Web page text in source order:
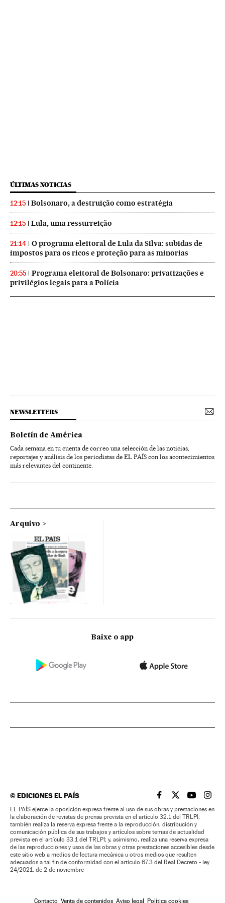
ÚLTIMAS NOTICIAS
12:15 Bolsonaro, a destruição como estratégia
12:15 Lula, uma ressurreição
21:14
O programa eleitoral de Lula da Silva: subidas de
impostos para os ricos e proteção para as minorias
20:55
Programa eleitoral de Bolsonaro: privatizações e
privilégios legais para a Polícia
NEWSLETTERS
Boletín de América
Cada semana en tu cuenta de correo una selección de las noticias,
reportajes y análisis de los periodistas de EL PAÍS con los acontecimientos
más relevantes del continente.
Arquivo
Baixe o app
©EDICIONES EL PAÍS EL PAÍS BRASIL EN
EL PAÍSEL PAÍS
EL
EL PAÍS ejerce la oposición expresa frente al uso de sus obras y prestaciones en
la elaboración de revistas de prensa prevista en el artículo 32.1 del TRLPI;
también realiza la reserva expresa frente a la reproducción, distribución y
comunicación pública de sus trabajos y artículos sobre temas de actualidad
prevista en el artículo 33.1 del TRLPI; y, asimismo, realiza una reserva expresa
de las reproducciones y usos de las obras y otras prestaciones accesibles desde
este sitio web a medios de lectura mecánica u otros medios que resulten
adecuados a tal fin de conformidad con el artículo 67.3 del Real Decreto - ley
24/2021, de 2 de noviembre
Contacto Venta de contenidos Aviso legal Política cookies